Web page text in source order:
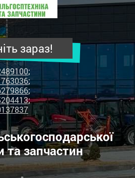
зараз!
;
;
;
;
та запчастин